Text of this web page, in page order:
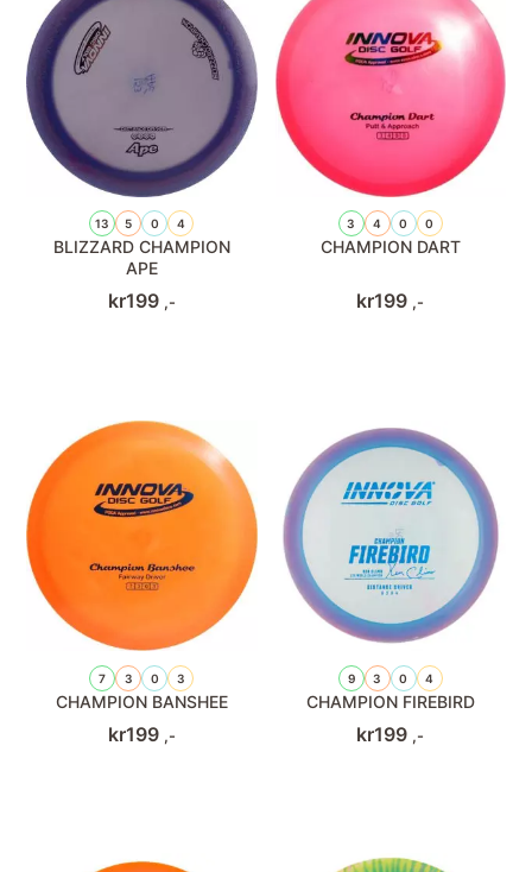
13 5 0 4
BLIZZARD CHAMPION
APE
kr199 ,-
3 4 0 0
CHAMPION DART
kr199 ,-
7 3 0 3
CHAMPION BANSHEE
kr199 ,-
9 3 0 4
CHAMPION FIREBIRD
kr199 ,-